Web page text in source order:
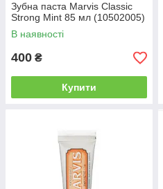
Зубна паста Marvis Classic
Strong Mint 85 мл (10502005)
В наявності
400 ₴
Купити